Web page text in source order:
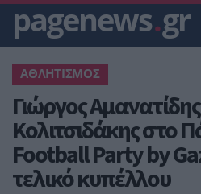
pagenews.gr
ΑΘΛΗΤΙΣΜΟΣ
Γιώργος
Κολιτσιδάκης στο
Football Party by
τελικό κυπέλλου